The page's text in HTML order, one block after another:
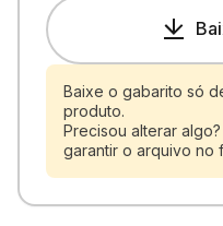
Baixe o gabarito só
produto.
Precisou alterar
garantir o arquivo no